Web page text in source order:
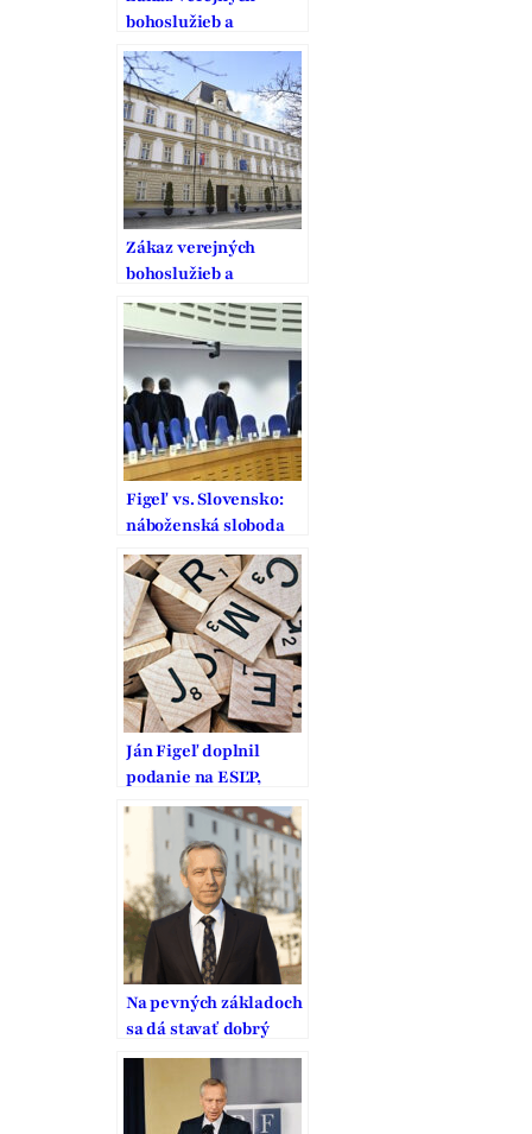
bohoslužieb a
stanovisko Ústavného
súdu
Zákaz verejných
bohoslužieb a
stanovisko Ústavného
súdu
Figeľ vs. Slovensko:
náboženská sloboda
ustupuje covidovým
opatreniam
Ján Figeľ doplnil
podanie na ESĽP,
ktoré sa týka
verejných bohoslužieb
Na pevných základoch
sa dá stavať dobrý
domov